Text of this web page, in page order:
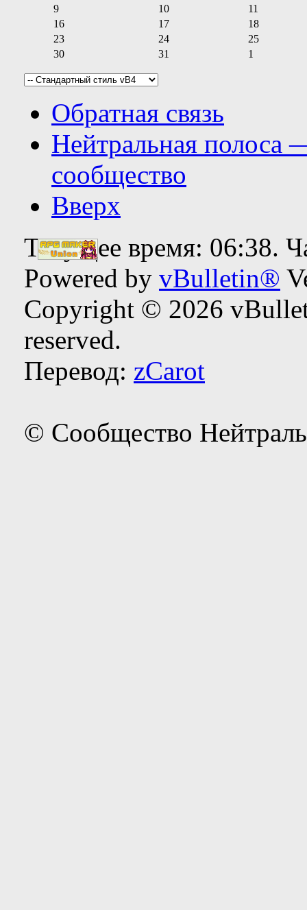
9
10
11
16
17
18
23
24
25
30
31 1
Обратная связь
Нейтральная полоса
сообщество
Вверх
Текущее время: 06:38.
Powered by vBulletin®
Copyright © 2026
reserved.
Перевод: zCarot
© Сообщество